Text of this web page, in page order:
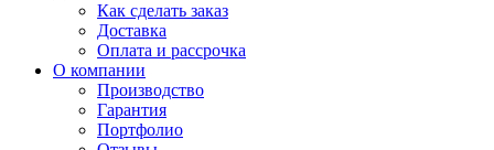
Как сделать заказ
Доставка
Оплата и рассрочка
О компании
Производство
Гарантия
Портфолио